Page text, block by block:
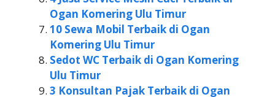
Ogan Komering Ulu Timur
10 Sewa Mobil Terbaik di Ogan
Komering Ulu Timur
Sedot WC Terbaik di Ogan Komering
Ulu Timur
3 Konsultan Pajak Terbaik di Ogan